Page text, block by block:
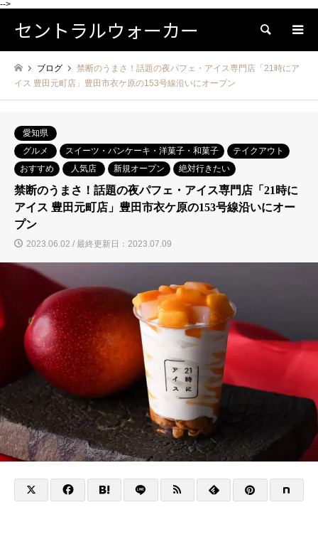
-->
セントラルウォーカー 検索
ブログ
禁断のうまさ！話題の夜パフェ・アイス専門店「21時にア
イス 豊田元町店」豊田市衣ケ原の153号線沿いにオープン
愛知県
グルメ
スイーツ・パンケーキ・洋菓子・和菓子
テイクアウト
おすすめ
人気店 新規オープン 絶対行きたい
禁断のうまさ！話題の夜パフェ・アイス専門店「21時に
アイス 豊田元町店」豊田市衣ケ原の153号線沿いにオー
プン
2023.06.02 / 最終更新日：2023.07.09